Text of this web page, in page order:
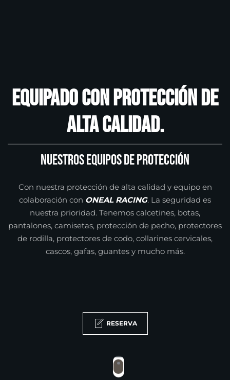
Equipado con protección de
alta calidad.
Nuestros equipos de protección
Con nuestra protección de alta calidad y equipo en
colaboración con ONEAL RACING. La seguridad es
nuestra prioridad. Tenemos calcetines, botas,
pantalones, camisetas, protección de pecho, protectores
de rodilla, protectores de codo, collarines cervicales,
cascos, gafas, guantes y mucho más.
RESERVA